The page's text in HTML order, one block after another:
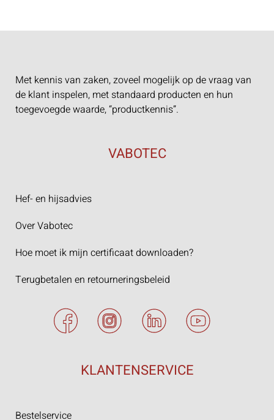
Met kennis van zaken, zoveel mogelijk op de vraag van
de klant inspelen, met standaard producten en hun
toegevoegde waarde, “productkennis”.
VABOTEC
Hef- en hijsadvies
Over Vabotec
Hoe moet ik mijn certificaat downloaden?
Terugbetalen en retourneringsbeleid
KLANTENSERVICE
Bestelservice